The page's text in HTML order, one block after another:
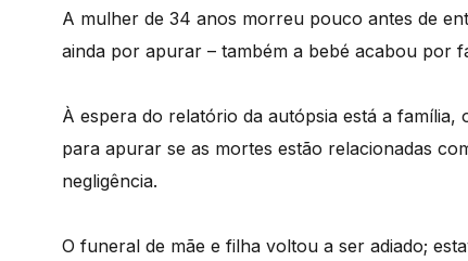
A mulher de 34 anos morreu pouco antes de
ainda por apurar – também a bebé acabou por
À espera do relatório da autópsia está a
para apurar se as mortes estão relacionadas
negligência.
O funeral de mãe e filha voltou a ser adiado;